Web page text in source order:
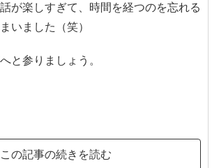
が楽しすぎて、時間を経つのを忘れる
いました（笑）
と参りましょう。
この記事の続きを読む